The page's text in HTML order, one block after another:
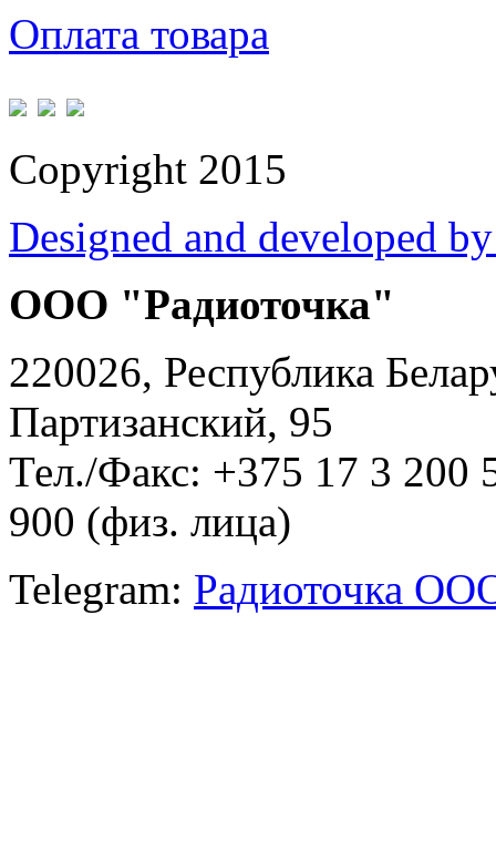
Оплата товара
Copyright 2015
Designed and developed
ООО "Радиоточка"
220026, Республика
Партизанский, 95
Тел./Факс: +375 17 3
900 (физ. лица)
Telegram: Радиоточка